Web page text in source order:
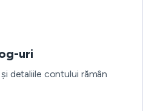
uri
detaliile contului rămân